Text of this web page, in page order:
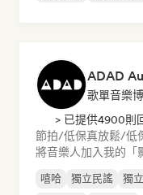
ADAD
歌單音樂
> 已提供4900則
節拍/低保真放鬆/低
將音樂人加入我的「
嘻哈 獨立民謠 獨